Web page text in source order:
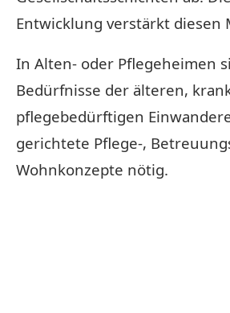
Entwicklung verstärkt diesen
In Alten- oder Pflegeheimen
Bedürfnisse der älteren,
pflegebedürftigen
gerichtete Pflege-,
Wohnkonzepte nötig.